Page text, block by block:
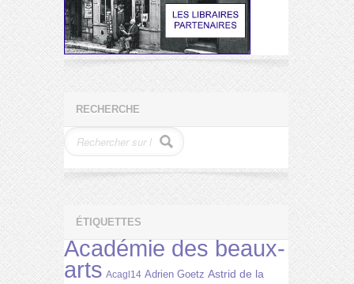
RECHERCHE
ÉTIQUETTES
Académie des beaux-
arts Acagl14 Adrien Goetz Astrid de la